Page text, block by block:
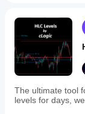
The ultimate tool
levels for days,